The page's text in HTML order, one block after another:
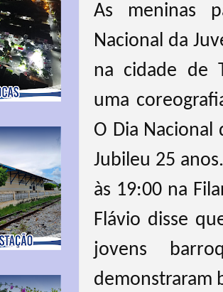
As meninas
Nacional da
na cidade de
uma
O Dia Nacional
Jubileu 25 anos.
às 19:00 na
Flávio disse
jovens
demonstraram